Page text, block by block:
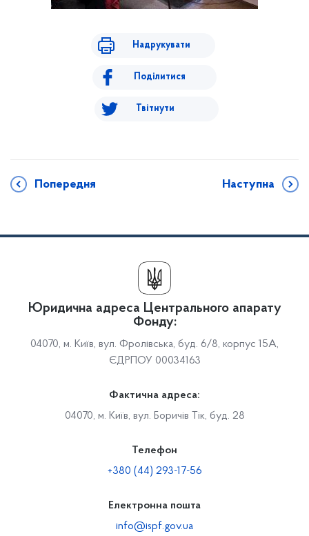
Надрукувати
Поділитися
Твітнути
Попередня Наступна
Юридична адреса Центрального апарату
Фонду:
04070, м. Київ, вул. Фролівська, буд. 6/8, корпус 15А,
ЄДРПОУ 00034163
Фактична адреса:
04070, м. Київ, вул. Боричів Тік, буд. 28
Телефон
+380 (44) 293-17-56
Електронна пошта
info@ispf.gov.ua